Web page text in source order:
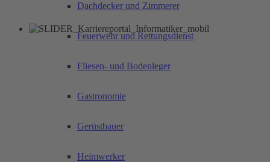
Dachdecker und Zimmerer
Feuerwehr und Rettungsdienst
Fliesen- und Bodenleger
Gastronomie
Gerüstbauer
Heimwerker